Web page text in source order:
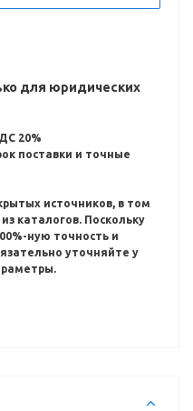
для юридических
20%
поставки и точные
источников, в том
каталогов. Поскольку
ную точность и
уточняйте у